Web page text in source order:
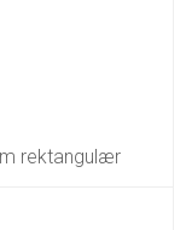
rektangulær